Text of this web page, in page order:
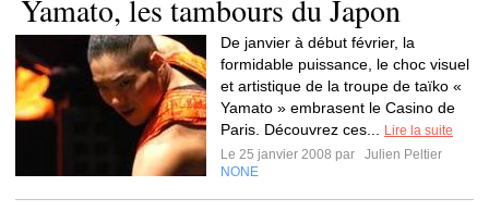
Yamato, les tambours du Japon
De janvier à début février, la
formidable puissance, le choc visuel
et artistique de la troupe de taïko «
Yamato » embrasent le Casino de
Paris. Découvrez ces...
Lire la suite
Le 25 janvier 2008 par
Julien Peltier
NONE